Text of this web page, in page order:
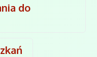
do